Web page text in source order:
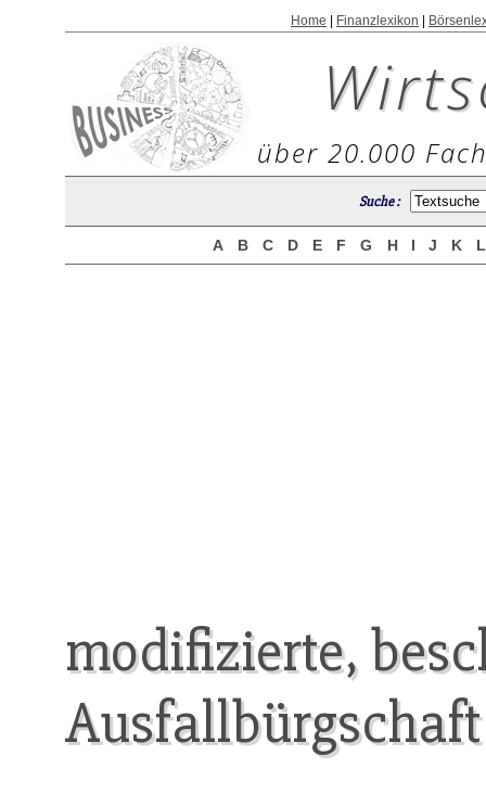
Home Finanzlexikon
über 20.000
Suche :
A B C D E F G H I J K
modifizierte,
Ausfallbürgschaft